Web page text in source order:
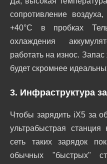
сопротивление
+40°C в пробках
охлаждения
работать на износ.
будет скромнее
3. Инфраструктура
Чтобы зарядить iX5 за
ультрабыстрая
сеть таких зарядок
обычных "быстрых"